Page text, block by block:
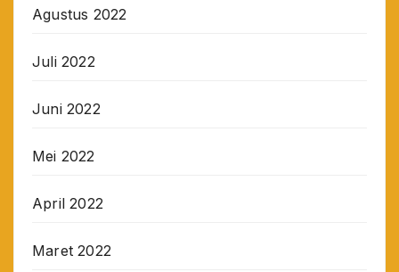
Agustus 2022
Juli 2022
Juni 2022
Mei 2022
April 2022
Maret 2022